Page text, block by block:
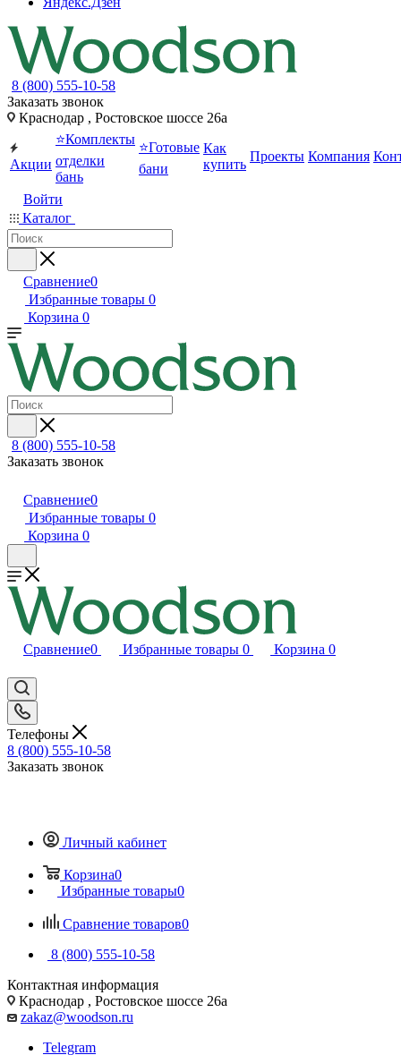
8 (800) 555-10-58
Заказать звонок
Краснодар , Ростовское шоссе 26а
Акции
⭐Комплекты
отделки
бань
⭐Готовые
бани
Как
купить
Проекты Компания
Войти
Каталог
Сравнение0
Избранные товары 0
Корзина 0
8 (800) 555-10-58
Заказать звонок
Сравнение0
Избранные товары 0
Корзина 0
Сравнение0 Избранные товары 0 Корзина 0
Телефоны
8 (800) 555-10-58
Заказать звонок
Личный кабинет
Корзина0
Избранные товары0
Сравнение товаров0
8 (800) 555-10-58
Контактная информация
Краснодар , Ростовское шоссе 26а
zakaz@woodson.ru
Telegram